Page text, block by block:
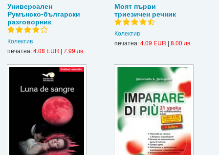
Универсален
Румънско-български
разговорник
Колектив
печатна:4.08 EUR | 7.99 лв.
Моят първи
триезичен речник
Колектив
печатна:4.09 EUR | 8.00 лв.